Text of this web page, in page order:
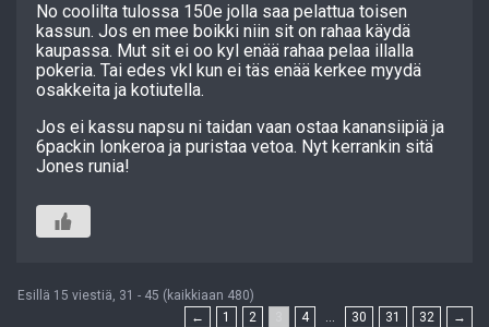
No coolilta tulossa 150e jolla saa pelattua toisen
kassun. Jos en mee boikki niin sit on rahaa käydä
kaupassa. Mut sit ei oo kyl enää rahaa pelaa illalla
pokeria. Tai edes vkl kun ei täs enää kerkee myydä
osakkeita ja kotiutella.
Jos ei kassu napsu ni taidan vaan ostaa kanansiipiä ja
6packin lonkeroa ja puristaa vetoa. Nyt kerrankin sitä
Jones runia!
Esillä 15 viestiä, 31 - 45 (kaikkiaan 480)
←
1 2 4 … 30 31 32 →